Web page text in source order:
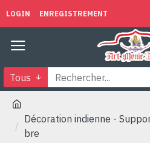
LOGIN ENREGISTREMENT
Tous
Décoration indienne -
bre